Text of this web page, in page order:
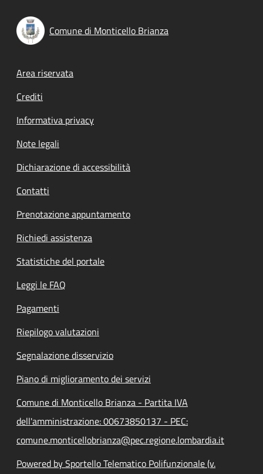
Comune di Monticello Brianza
Footer menu
Area riservata
Crediti
Informativa privacy
Note legali
Dichiarazione di accessibilità
Contatti
Prenotazione appuntamento
Richiedi assistenza
Statistiche del portale
Leggi le FAQ
Pagamenti
Riepilogo valutazioni
Segnalazione disservizio
Piano di miglioramento dei servizi
Comune di Monticello Brianza - Partita IVA
dell'amministrazione: 00673850137 - PEC:
comune.monticellobrianza@pec.regione.lombardia.it
Powered by Sportello Telematico Polifunzionale (v.